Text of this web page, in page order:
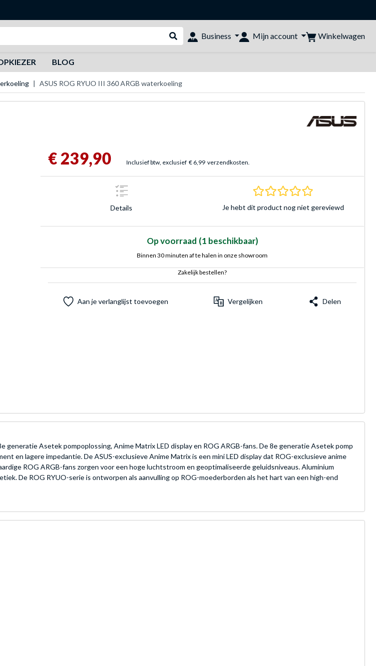
Webshop doorzoeken
Business Mijn account Winkelwagen
BLOG
ASUS ROG RYUO III 360 ARGB waterkoeling
€ 239,90 Inclusief btw, exclusief € 6,99 verzendkosten.
Details
0.0 sterren
Je hebt dit product nog niet gereviewd
Op voorraad (1 beschikbaar)
Binnen 30 minuten af te halen in onze showroom
Zakelijk bestellen?
Aan je verlanglijst toevoegen Vergelijken Delen
Asetek pompoplossing, Anime Matrix LED display en ROG ARGB-fans. De 8e generatie Asetek pomp
en lagere impedantie. De ASUS-exclusieve Anime Matrix is een mini LED display dat ROG-exclusieve anime
ROG ARGB-fans zorgen voor een hoge luchtstroom en geoptimaliseerde geluidsniveaus. Aluminium
De ROG RYUO-serie is ontworpen als aanvulling op ROG-moederborden als het hart van een high-end